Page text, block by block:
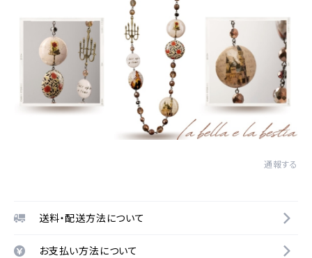
通報する
送料・配送方法について
お支払い方法について